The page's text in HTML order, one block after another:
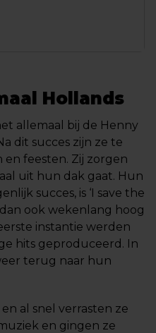
Hollands
allemaal bij de Henny
dit succes zijn ze te
feesten. Zij zorgen
uit hun dak gaat. Hun
succes, is ‘I save the
ook wekenlang hoog
instantie werden
hits geproduceerd. In
terug naar hun
al snel verrasten ze
en gingen ze